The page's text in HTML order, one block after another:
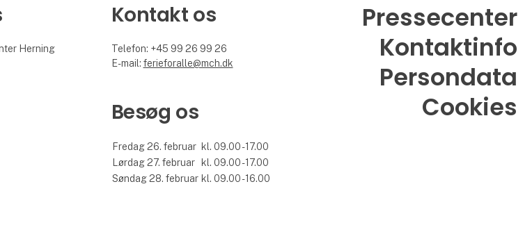
Herning
Kontakt os
Telefon: +45 99 26 99 26
E-mail: ferieforalle@mch.dk
Besøg os
Fredag 26. februar kl. 09.00 - 17.00
Lørdag 27. februar kl. 09.00 - 17.00
Søndag 28. februar kl. 09.00 - 16.00
Pressecenter
Kontaktinfo
Persondata
Cookies